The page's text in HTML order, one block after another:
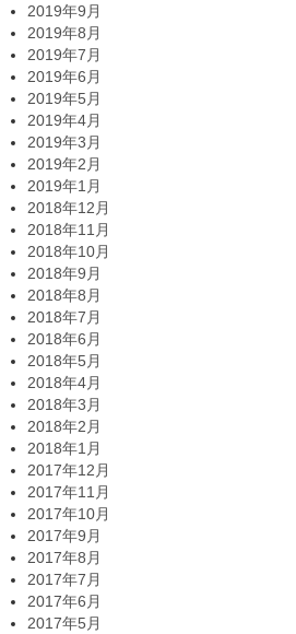
2019年9月
2019年8月
2019年7月
2019年6月
2019年5月
2019年4月
2019年3月
2019年2月
2019年1月
2018年12月
2018年11月
2018年10月
2018年9月
2018年8月
2018年7月
2018年6月
2018年5月
2018年4月
2018年3月
2018年2月
2018年1月
2017年12月
2017年11月
2017年10月
2017年9月
2017年8月
2017年7月
2017年6月
2017年5月